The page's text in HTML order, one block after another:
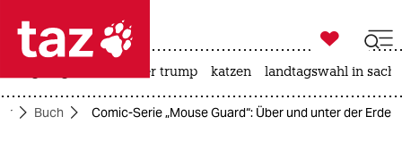
 taz zahl ich
taz zahl ich

taz zahl ich
usa unter trump katzen landtagswahl in
Buch Comic-Serie „Mouse Guard“: Über und unter der Erde